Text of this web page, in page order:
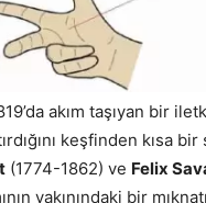
akım taşıyan bir
keşfinden kısa
(1774-1862) ve Felix
yakınındaki bir